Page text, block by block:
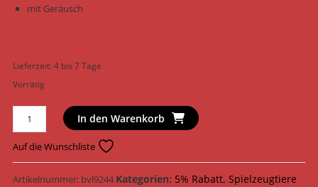
mit Geräusch
Lieferzeit:4 bis 7 Tage
Vorrätig
Trixie
Hundespielzeug
Geier
Plüsch
32
In den Warenkorb
Auf die Wunschliste
Artikelnummer: bvl9244 Kategorien: 5% Rabatt, Spielzeugtiere